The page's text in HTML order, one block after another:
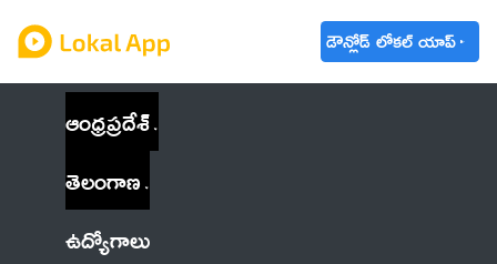
డౌన్లోడ్ లోకల్ యాప్
ఆంధ్రప్రదేశ్
తెలంగాణ
ఉద్యోగాలు